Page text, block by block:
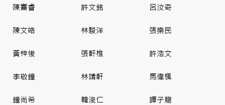
陳熹睿 許文銘 呂汶奇
陳文皓 林駿洋 張樂民
黃梓悛 張軒椎 許浩文
李敬鐘 林靖軒 馬偉楓
鐘尚希 韓浚仁 譚子龍